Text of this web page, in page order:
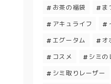
お茶の福袋
ま
アキュライフ
エグータム
オ
コスメ
シミの
シミ取りレーザー